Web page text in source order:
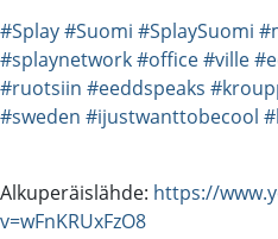
#Splay#Suomi #SplaySuomi
#splaynetwork#office#ville
#ruotsiin #eeddspeaks
#sweden #ijustwanttobecool
Alkuperäislähde: https://
v=wFnKRUxFzO8